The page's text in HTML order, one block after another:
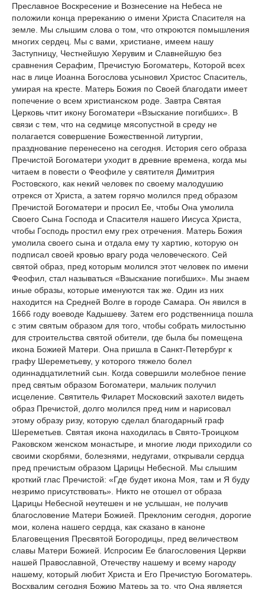
Преславное Воскресение и Вознесение на Небеса не
положили конца пререканию о имени Христа Спасителя на
земле. Мы слышим слова о том, что откроются помышления
многих сердец. Мы с вами, христиане, имеем нашу
Заступницу, Честнейшую Херувим и Славнейшую без
сравнения Серафим, Пречистую Богоматерь, Которой всех
нас в лице Иоанна Богослова усыновил Христос Спаситель,
умирая на кресте. Матерь Божия по Своей благодати имеет
попечение о всем христианском роде. Завтра Святая
Церковь чтит икону Богоматери «Взыскание погибших». В
связи с тем, что на седмице мясопустной в среду не
полагается совершение Божественной литургии,
празднование перенесено на сегодня. История сего образа
Пречистой Богоматери уходит в древние времена, когда мы
читаем в повести о Феофиле у святителя Димитрия
Ростовского, как некий человек по своему малодушию
отрекся от Христа, а затем горячо молился пред образом
Пречистой Богоматери и просил Ее, чтобы Она умолила
Своего Сына Господа и Спасителя нашего Иисуса Христа,
чтобы Господь простил ему грех отречения. Матерь Божия
умолила своего сына и отдала ему ту хартию, которую он
подписал своей кровью врагу рода человеческого. Сей
святой образ, пред которым молился этот человек по имени
Феофил, стал называться «Взыскание погибших». Мы знаем
иные образы, которые именуются так же. Один из них
находится на Средней Волге в городе Самара. Он явился в
1666 году воеводе Кадышеву. Затем его родственница пошла
с этим святым образом для того, чтобы собрать милостыню
для строительства святой обители, где была бы помещена
икона Божией Матери. Она пришла в Санкт-Петербург к
графу Шереметьеву, у которого тяжело болел
одиннадцатилетний сын. Когда совершили молебное пение
пред святым образом Богоматери, мальчик получил
исцеление. Святитель Филарет Московский захотел видеть
образ Пречистой, долго молился пред ним и нарисовал
этому образу ризу, которую сделал благодарный граф
Шереметьев. Святая икона находилась в Свято-Троицком
Раковском женском монастыре, и многие люди приходили со
своими скорбями, болезнями, недугами, открывали сердца
пред пречистым образом Царицы Небесной. Мы слышим
кроткий глас Пречистой: «Где будет икона Моя, там и Я буду
незримо присутствовать». Никто не отошел от образа
Царицы Небесной неутешен и не услышан, не получив
благословение Матери Божией. Преклоним сегодня, дорогие
мои, колена нашего сердца, как сказано в каноне
Благовещения Пресвятой Богородицы, пред величеством
славы Матери Божией. Испросим Ее благословения Церкви
нашей Православной, Отечеству нашему и всему народу
нашему, который любит Христа и Его Пречистую Богоматерь.
Восхвалим сегодня Божию Матерь за то, что Она является